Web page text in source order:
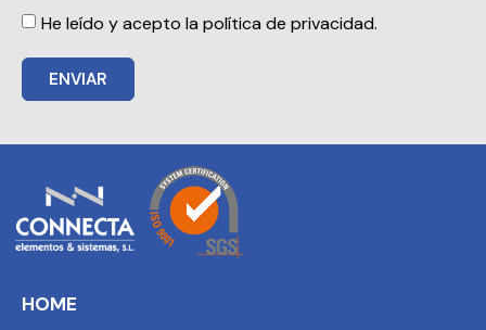
He leído y acepto la política de privacidad.
ENVIAR
HOME